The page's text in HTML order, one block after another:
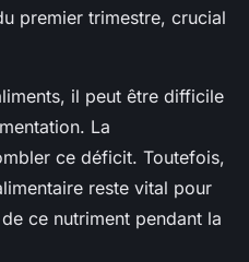
premier trimestre, crucial
il peut être difficile
La
ce déficit. Toutefois,
reste vital pour
ce nutriment pendant la